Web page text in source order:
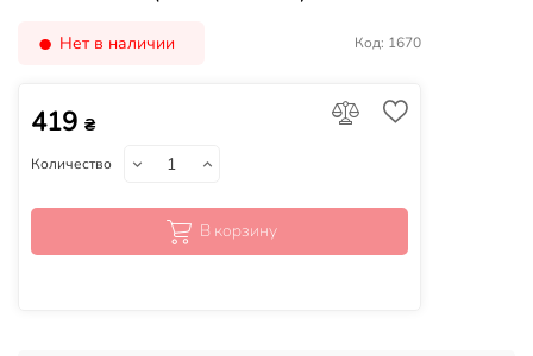
Нет в наличии Код: 1670
419 ₴
Количество
В корзину